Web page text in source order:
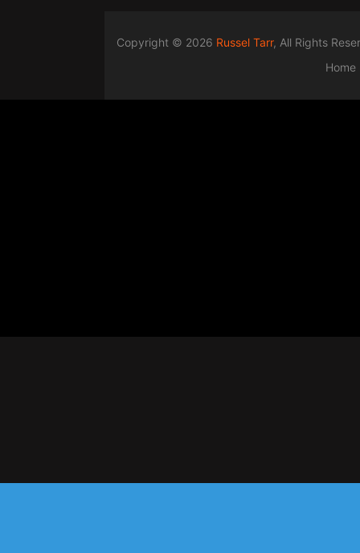
Copyright © 2026 Russel Tarr, All Rights
Home